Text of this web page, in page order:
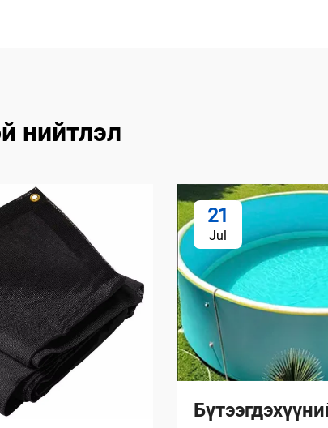
нийтлэл
21
Jul